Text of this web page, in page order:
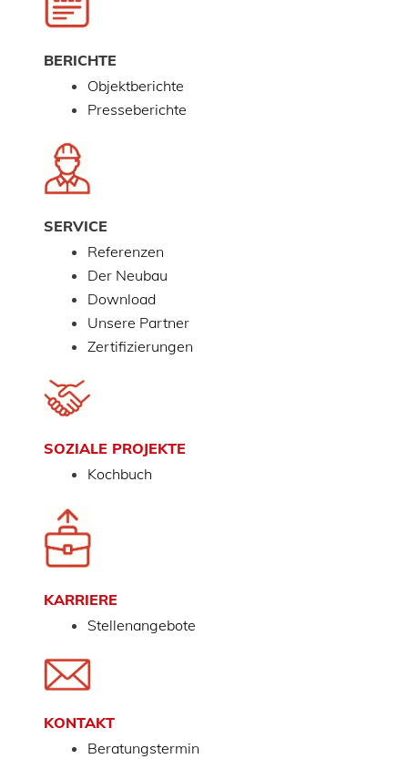
BERICHTE
Objektberichte
Presseberichte
SERVICE
Referenzen
Der Neubau
Download
Unsere Partner
Zertifizierungen
SOZIALE PROJEKTE
Kochbuch
KARRIERE
Stellenangebote
KONTAKT
Beratungstermin